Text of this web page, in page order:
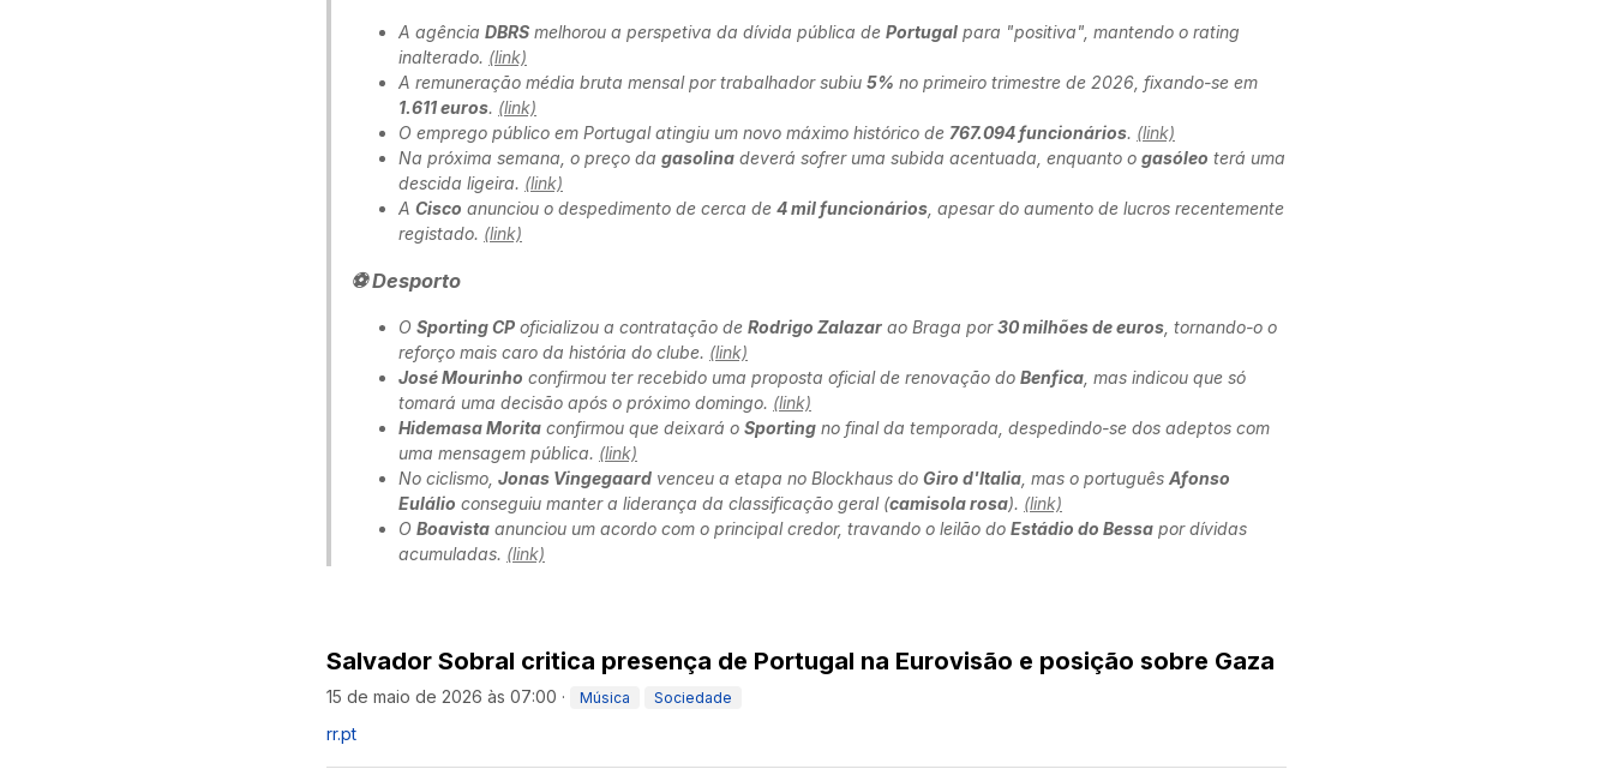
A agência DBRS melhorou a perspetiva da dívida pública de Portugal para "positiva", mantendo o rating
inalterado. (link)
A remuneração média bruta mensal por trabalhador subiu 5% no primeiro trimestre de 2026, fixando-se em
1.611 euros. (link)
O emprego público em Portugal atingiu um novo máximo histórico de 767.094 funcionários. (link)
Na próxima semana, o preço da gasolina deverá sofrer uma subida acentuada, enquanto o gasóleo terá uma
descida ligeira. (link)
A Cisco anunciou o despedimento de cerca de 4 mil funcionários, apesar do aumento de lucros recentemente
registado. (link)
⚽ Desporto
O Sporting CP oficializou a contratação de Rodrigo Zalazar ao Braga por30 milhões de euros , tornando-o o
reforço mais caro da história do clube. (link)
José Mourinho confirmou ter recebido uma proposta oficial de renovação do Benfica , mas indicou que só
tomará uma decisão após o próximo domingo. (link)
Hidemasa Morita confirmou que deixará o Sporting no final da temporada, despedindo-se dos adeptos com
uma mensagem pública. (link)
No ciclismo, Jonas Vingegaard venceu a etapa no Blockhaus do Giro d'Italia , mas o português Afonso
Eulálio conseguiu manter a liderança da classificação geral (camisola rosa). (link)
O Boavista anunciou um acordo com o principal credor, travando o leilão do Estádio do Bessa por dívidas
acumuladas. (link)
Salvador Sobral critica presença de Portugal na Eurovisão e posição sobre Gaza
15 de maio de 2026 às 07:00 · Música Sociedade
rr.pt